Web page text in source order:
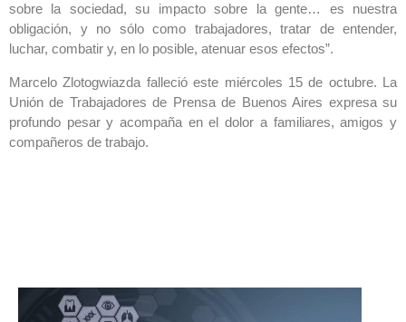
sobre la sociedad, su impacto sobre la gente… es nuestra
obligación, y no sólo como trabajadores, tratar de entender,
luchar, combatir y, en lo posible, atenuar esos efectos”.
Marcelo Zlotogwiazda falleció este miércoles 15 de octubre. La
Unión de Trabajadores de Prensa de Buenos Aires expresa su
profundo pesar y acompaña en el dolor a familiares, amigos y
compañeros de trabajo.